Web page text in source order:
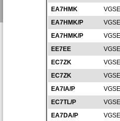
EA7HMK
EA7HMK/P
EA7HMK/P
EE7EE
EC7ZK
EC7ZK
EA7IA/P
EC7TL/P
EA7DA/P